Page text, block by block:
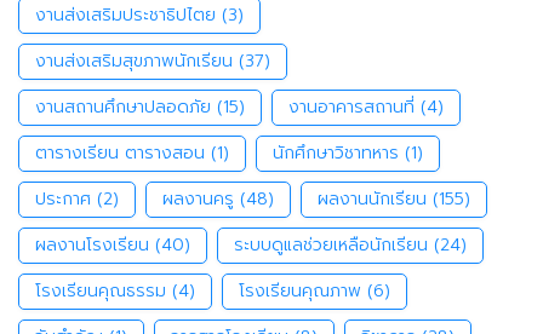
งานส่งเสริมประชาธิปไตย (3)
งานส่งเสริมสุขภาพนักเรียน (37)
งานสถานศึกษาปลอดภัย (15) งานอาคารสถานที่ (4)
ตารางเรียน ตารางสอน (1) นักศึกษาวิชาทหาร (1)
ประกาศ (2) ผลงานครู (48) ผลงานนักเรียน (155)
ผลงานโรงเรียน (40) ระบบดูแลช่วยเหลือนักเรียน (24)
โรงเรียนคุณธรรม (4) โรงเรียนคุณภาพ (6)